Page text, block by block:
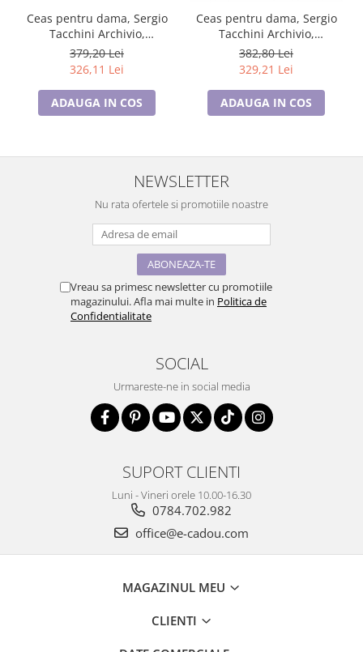
Ceas pentru dama, Sergio
Tacchini Archivio,
ST.1.10365.1
379,20 Lei
326,11 Lei
ADAUGA IN COS
Ceas pentru dama, Sergio
Tacchini Archivio,
ST.1.10279.1
382,80 Lei
329,21 Lei
ADAUGA IN COS
NEWSLETTER
Nu rata ofertele si promotiile noastre
Vreau sa primesc newsletter cu promotiile
magazinului. Afla mai multe in Politica de
Confidentialitate
SOCIAL
Urmareste-ne in social media
SUPORT CLIENTI
Luni - Vineri orele 10.00-16.30
0784.702.982
office@e-cadou.com
MAGAZINUL MEU
CLIENTI